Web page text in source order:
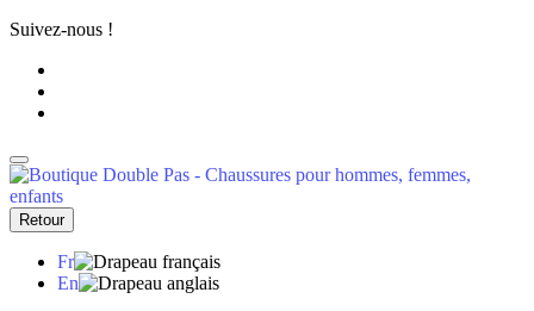
Suivez-nous !
Retour
Fr
En